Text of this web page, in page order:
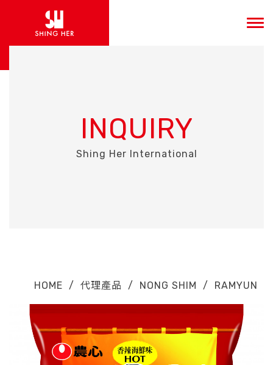
INQUIRY
Shing Her International
HOME / 代理產品 / NONG SHIM / RAMYUN